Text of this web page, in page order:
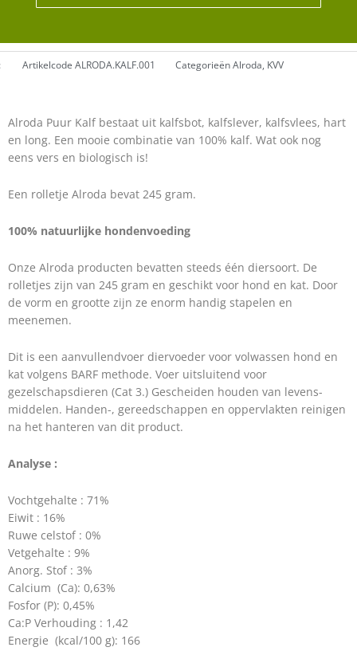
gram
Artikelcode ALRODA.KALF.001 CategorieënAlroda, KVV
Alroda Puur Kalf bestaat uit kalfsbot, kalfslever, kalfsvlees, hart
en long. Een mooie combinatie van 100% kalf. Wat ook nog
eens vers en biologisch is!
Een rolletje Alroda bevat 245 gram.
100% natuurlijke hondenvoeding
Onze Alroda producten bevatten steeds één diersoort. De
rolletjes zijn van 245 gram en geschikt voor hond en kat. Door
de vorm en grootte zijn ze enorm handig stapelen en
meenemen.
Dit is een aanvullendvoer diervoeder voor volwassen hond en
kat volgens BARF methode. Voer uitsluitend voor
gezelschapsdieren (Cat 3.) Gescheiden houden van levens-
middelen. Handen-, gereedschappen en oppervlakten reinigen
na het hanteren van dit product.
Analyse :
Vochtgehalte : 71%
Eiwit : 16%
Ruwe celstof : 0%
Vetgehalte : 9%
Anorg. Stof : 3%
Calcium (Ca): 0,63%
Fosfor (P): 0,45%
Ca:P Verhouding : 1,42
Energie (kcal/100 g): 166